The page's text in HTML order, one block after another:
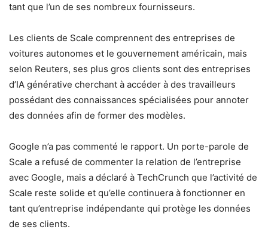
tant que l’un de ses nombreux fournisseurs.
Les clients de Scale comprennent des entreprises de
voitures autonomes et le gouvernement américain, mais
selon Reuters, ses plus gros clients sont des entreprises
d’IA générative cherchant à accéder à des travailleurs
possédant des connaissances spécialisées pour annoter
des données afin de former des modèles.
Google n’a pas commenté le rapport. Un porte-parole de
Scale a refusé de commenter la relation de l’entreprise
avec Google, mais a déclaré à TechCrunch que l’activité de
Scale reste solide et qu’elle continuera à fonctionner en
tant qu’entreprise indépendante qui protège les données
de ses clients.